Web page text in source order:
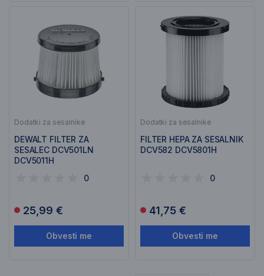
Dodatki za sesalnike
DEWALT FILTER ZA
SESALEC DCV501LN
DCV5011H
0
25,99 €
Obvesti me
Dodatki za sesalnike
FILTER HEPA ZA SESALNIK
DCV582 DCV5801H
0
41,75 €
Obvesti me